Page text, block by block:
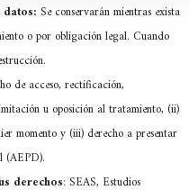
Se conservarán mientras exista
o por obligación legal. Cuando
de acceso, rectificación,
u oposición al tratamiento, (ii)
momento y (iii) derecho a presentar
(AEPD).
derechos: SEAS, Estudios